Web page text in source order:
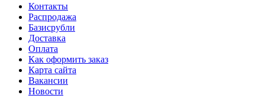
Контакты
Распродажа
Базисрубли
Доставка
Оплата
Как оформить заказ
Карта сайта
Вакансии
Новости